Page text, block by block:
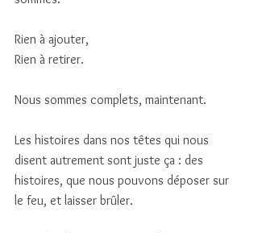
Rien à ajouter,
Rien à retirer.
Nous sommes complets, maintenant.
Les histoires dans nos têtes qui nous
disent autrement sont juste ça : des
histoires, que nous pouvons déposer sur
le feu, et laisser brûler.